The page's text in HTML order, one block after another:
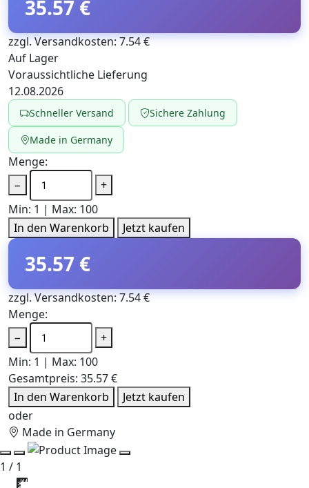
35.57 €
zzgl. Versandkosten: 7.54 €
Auf Lager
Voraussichtliche Lieferung
12.08.2026
Schneller Versand Sichere Zahlung
Made in Germany
Menge:
−
+
Min: 1 | Max: 100
In den Warenkorb
Jetzt kaufen
35.57 €
zzgl. Versandkosten: 7.54 €
Menge:
−
+
Min: 1 | Max: 100
Gesamtpreis: 35.57 €
In den Warenkorb
Jetzt kaufen
oder
Made in Germany
1 / 1